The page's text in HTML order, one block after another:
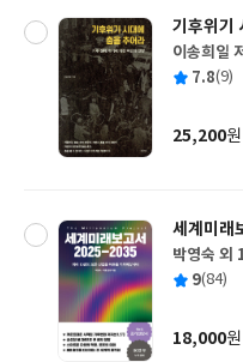
기후위기
글
쓴
이송희일 저
출
사
평 7.8(9)
가
25,200원
세계미래
글
쓴
박영숙 외
출
사
평 9(84)
가
18,000원